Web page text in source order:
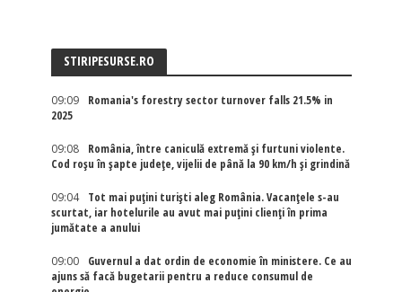
STIRIPESURSE.RO
09:09
Romania's forestry sector turnover falls 21.5% in
2025
09:08
România, între caniculă extremă și furtuni violente.
Cod roșu în șapte județe, vijelii de până la 90 km/h și grindină
09:04
Tot mai puțini turiști aleg România. Vacanțele s-au
scurtat, iar hotelurile au avut mai puțini clienți în prima
jumătate a anului
09:00
Guvernul a dat ordin de economie în ministere. Ce au
ajuns să facă bugetarii pentru a reduce consumul de